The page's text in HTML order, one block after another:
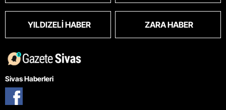
YILDIZELI HABER ZARA HABER
Sivas Haberleri